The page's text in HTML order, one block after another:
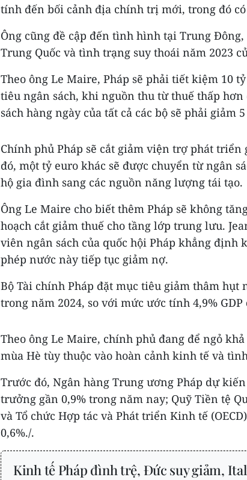
tính đến bối cảnh địa chính trị mới, trong đó
Ông cũng đề cập đến tình hình tại Trung
Trung Quốc và tình trạng suy thoái năm 2023
Theo ông Le Maire, Pháp sẽ phải tiết kiệm 10
tiêu ngân sách, khi nguồn thu từ thuế thấp
sách hàng ngày của tất cả các bộ sẽ phải giảm
Chính phủ Pháp sẽ cắt giảm viện trợ phát triển
đó, một tỷ euro khác sẽ được chuyển từ ngân
hộ gia đình sang các nguồn năng lượng tái tạo.
Ông Le Maire cho biết thêm Pháp sẽ không
hoạch cắt giảm thuế cho tầng lớp trung lưu.
viên ngân sách của quốc hội Pháp khẳng định
phép nước này tiếp tục giảm nợ.
Bộ Tài chính Pháp đặt mục tiêu giảm thâm hụt
trong năm 2024, so với mức ước tính 4,9% GDP
Theo ông Le Maire, chính phủ đang để ngỏ
mùa Hè tùy thuộc vào hoàn cảnh kinh tế và
Trước đó, Ngân hàng Trung ương Pháp dự
trưởng gần 0,9% trong năm nay; Quỹ Tiền tệ
và Tổ chức Hợp tác và Phát triển Kinh tế
0,6%./.
Kinh tế Pháp đình trệ, Đức suy giảm,